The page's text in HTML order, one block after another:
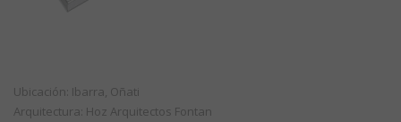
Ubicación: Ibarra, Oñati
Arquitectura: Hoz Arquitectos Fontan